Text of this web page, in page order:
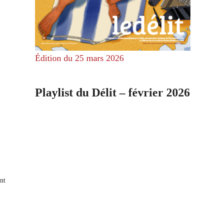
Édition du 25 mars 2026
Playlist du Délit – février 2026